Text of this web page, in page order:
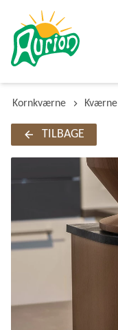
Kornkværne Kværne
TILBAGE